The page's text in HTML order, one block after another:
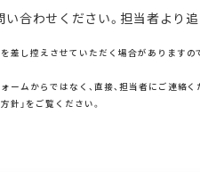
合わせください。担当者より追
差し控えさせていただく場合がありますの
ムからではなく、直接、担当者にご連絡く
針」をご覧ください。